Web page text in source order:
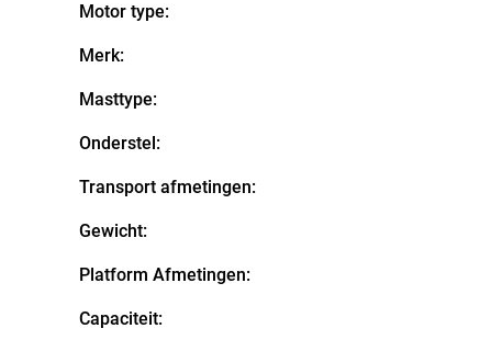
Motor type:
Merk:
Masttype:
Transport afmetingen:
Gewicht:
Platform Afmetingen:
Capaciteit:
Onderstel: